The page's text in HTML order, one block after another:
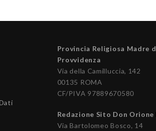
Provincia Religiosa Madre
Provvidenza
Via della Camilluccia, 142
00135 ROMA
CF/PIVA 97889670580
Redazione Sito Don
Via Bartolomeo Bosco, 14